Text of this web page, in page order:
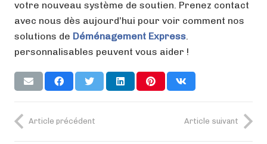
votre nouveau système de soutien. Prenez contact
avec nous dès aujourd’hui pour voir comment nos
solutions de Déménagement Express.
personnalisables peuvent vous aider !
Article précédent Article suivant